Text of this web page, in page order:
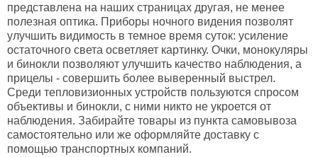
представлена на наших страницах другая, не менее
полезная оптика. Приборы ночного видения позволят
улучшить видимость в темное время суток: усиление
остаточного света осветляет картинку. Очки, монокуляры
и бинокли позволяют улучшить качество наблюдения, а
прицелы - совершить более выверенный выстрел.
Среди тепловизионных устройств пользуются спросом
объективы и бинокли, с ними никто не укроется от
наблюдения. Забирайте товары из пункта самовывоза
самостоятельно или же оформляйте доставку с
помощью транспортных компаний.